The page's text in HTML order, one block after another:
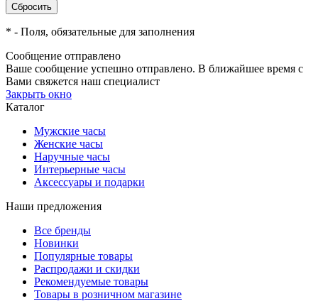
* - Поля, обязательные для заполнения
Сообщение отправлено
Ваше сообщение успешно отправлено. В ближайшее время с
Вами свяжется наш специалист
Закрыть окно
Каталог
Мужские часы
Женские часы
Наручные часы
Интерьерные часы
Аксессуары и подарки
Наши предложения
Все бренды
Новинки
Популярные товары
Распродажи и скидки
Рекомендуемые товары
Товары в розничном магазине